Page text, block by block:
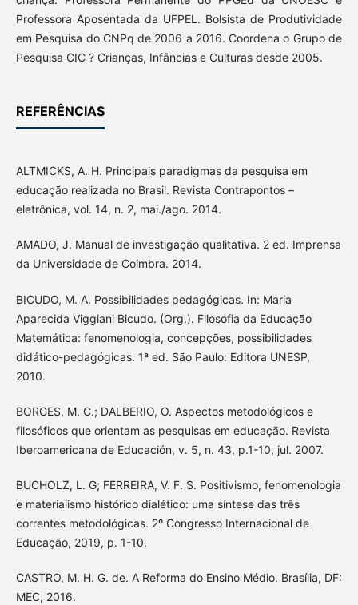
Professora Aposentada da UFPEL. Bolsista de Produtividade
em Pesquisa do CNPq de 2006 a 2016. Coordena o Grupo de
Pesquisa CIC ? Crianças, Infâncias e Culturas desde 2005.
REFERÊNCIAS
ALTMICKS, A. H. Principais paradigmas da pesquisa em
educação realizada no Brasil. Revista Contrapontos –
eletrônica, vol. 14, n. 2, mai./ago. 2014.
AMADO, J. Manual de investigação qualitativa. 2 ed. Imprensa
da Universidade de Coimbra. 2014.
BICUDO, M. A. Possibilidades pedagógicas. In: Maria
Aparecida Viggiani Bicudo. (Org.). Filosofia da Educação
Matemática: fenomenologia, concepções, possibilidades
didático-pedagógicas. 1ª ed. São Paulo: Editora UNESP,
2010.
BORGES, M. C.; DALBERIO, O. Aspectos metodológicos e
filosóficos que orientam as pesquisas em educação. Revista
Iberoamericana de Educación, v. 5, n. 43, p.1-10, jul. 2007.
BUCHOLZ, L. G; FERREIRA, V. F. S. Positivismo, fenomenologia
e materialismo histórico dialético: uma síntese das três
correntes metodológicas. 2º Congresso Internacional de
Educação, 2019, p. 1-10.
CASTRO, M. H. G. de. A Reforma do Ensino Médio. Brasília, DF:
MEC, 2016.